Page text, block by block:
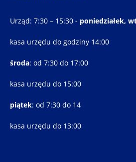
Urząd: 7:30 – 15:30 - poniedziałek,
kasa urzędu do godziny 14:00
środa: od 7:30 do 17:00
kasa urzędu do 15:00
piątek: od 7:30 do 14
kasa urzędu do 13:00